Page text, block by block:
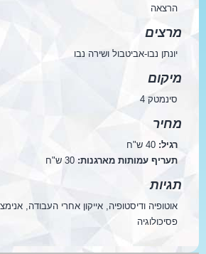
הרצאה
מרצים
יונתן נבו-אביטבול ושירה נבו
מיקום
סינמטק 4
מחיר
רגיל: 40 ש"ח
תעריף עמותות מארגנות: 30 ש"ח
תגיות
אוטופיה ודיסטופיה, אייקון אחרי העבודה,
פסיכולוגיה